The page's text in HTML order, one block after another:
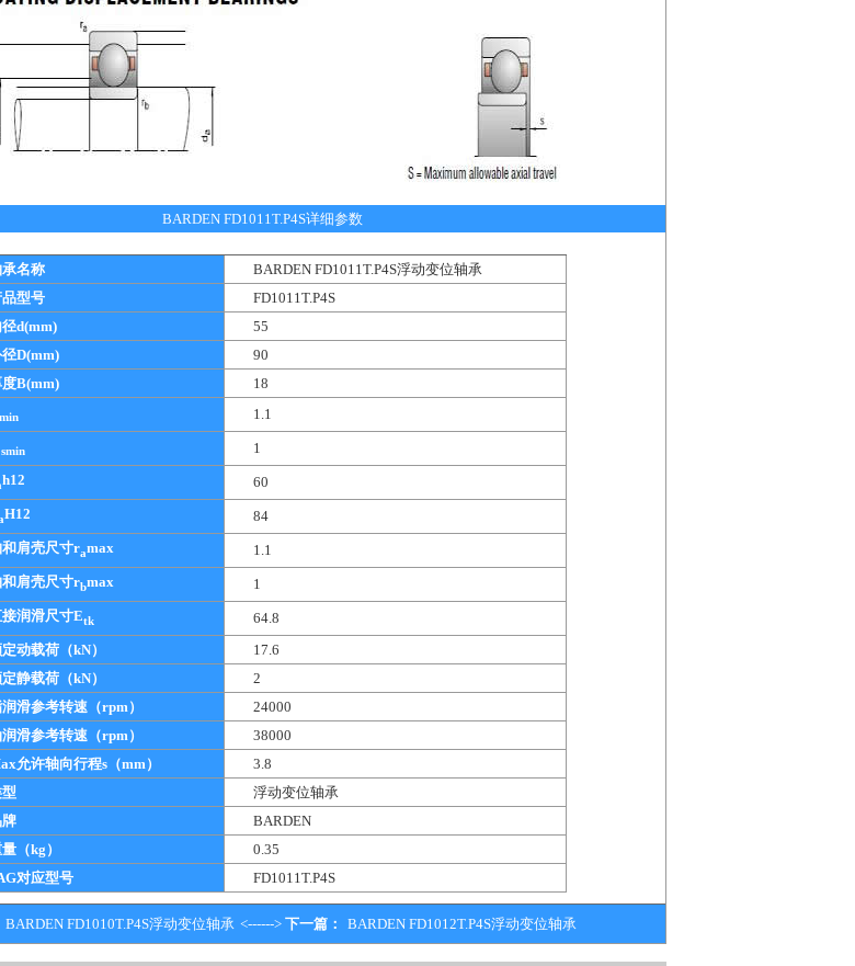
BARDEN FD1011T.P4S详细参数
名称
BARDEN FD1011T.P4S浮动变位轴承
品型号
FD1011T.P4S
径d(mm)
55
D(mm)
90
度B(mm)
18
1.1
1
h12
60
H12
84
肩壳尺寸ramax
1.1
肩壳尺寸rbmax
1
润滑尺寸Etk
64.8
动载荷（kN）
17.6
静载荷（kN）
2
润滑参考转速（rpm）
24000
滑参考转速（rpm）
38000
允许轴向行程s（mm）
3.8
浮动变位轴承
BARDEN
（kg）
0.35
对应型号
FD1011T.P4S
BARDEN FD1010T.P4S浮动变位轴承 <------> 下一篇： BARDEN FD1012T.P4S浮动变位轴承